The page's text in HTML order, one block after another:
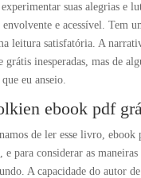
experimentar suas alegrias e
envolvente e acessível. Tem
leitura satisfatória. A
grátis inesperadas, mas de
eu anseio.
ebook pdf
de ler esse livro, ebook
e para considerar as
A capacidade do autor